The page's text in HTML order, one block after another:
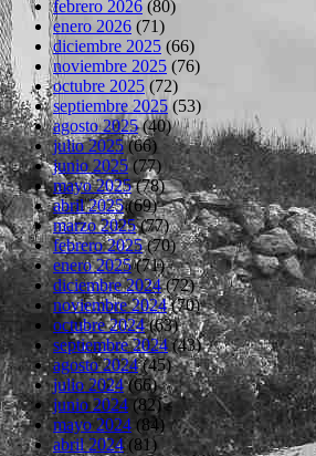
febrero 2026 (80)
enero 2026 (71)
diciembre 2025 (66)
noviembre 2025 (76)
octubre 2025 (72)
septiembre 2025(53)
agosto 2025(40)
julio 2025(66)
junio 2025(77)
mayo 2025(78)
abril 2025(69)
marzo 2025(77)
febrero 2025(70)
enero 2025(71)
diciembre 2024(72)
noviembre 2024(70)
octubre 2024(63)
septiembre 2024(43)
agosto 2024(45)
julio 2024(66)
junio 2024 (82)
mayo 2024 (84)
abril 2024(81)